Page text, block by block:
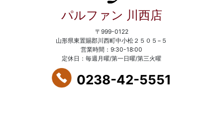
パルファン 川西店
〒999-0122
山形県東置賜郡川西町中小松２５０５−５
営業時間：9:30-18:00
定休日：毎週月曜/第一日曜/第三火曜
0238-42-5551